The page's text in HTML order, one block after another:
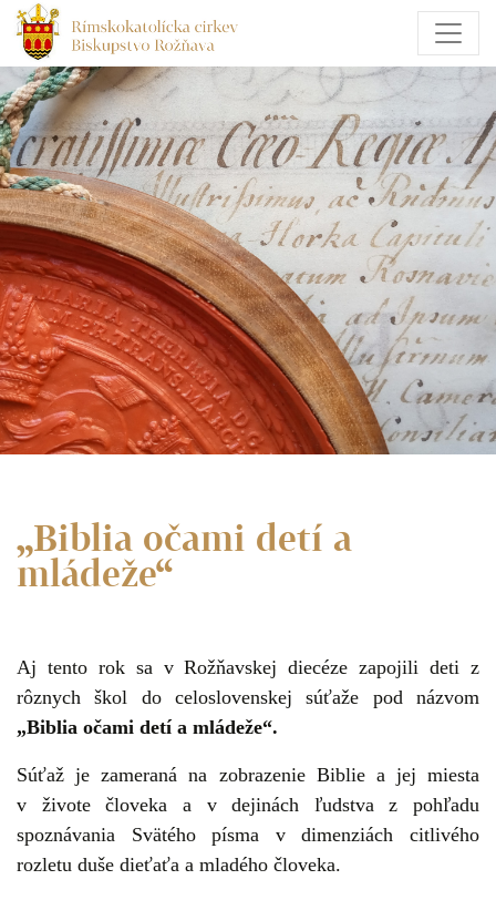
„Biblia očami detí a
mládeže“
Aj tento rok sa v Rožňavskej diecéze zapojili deti z
rôznych škol do celoslovenskej súťaže pod názvom
„Biblia očami detí a mládeže“.
Súťaž je zameraná na zobrazenie Biblie a jej miesta
v živote človeka a v dejinách ľudstva z pohľadu
spoznávania Svätého písma v dimenziách citlivého
rozletu duše dieťaťa a mladého človeka.